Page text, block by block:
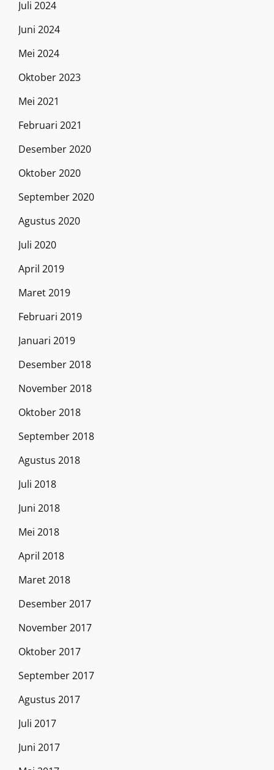
Juli 2024
Juni 2024
Mei 2024
Oktober 2023
Mei 2021
Februari 2021
Desember 2020
Oktober 2020
September 2020
Agustus 2020
Juli 2020
April 2019
Maret 2019
Februari 2019
Januari 2019
Desember 2018
November 2018
Oktober 2018
September 2018
Agustus 2018
Juli 2018
Juni 2018
Mei 2018
April 2018
Maret 2018
Desember 2017
November 2017
Oktober 2017
September 2017
Agustus 2017
Juli 2017
Juni 2017